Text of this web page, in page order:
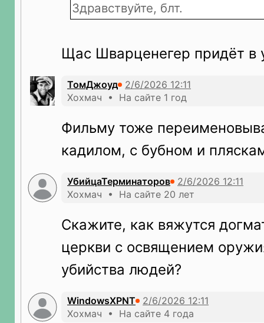
Здравствуйте, блт.
Щас Шварценегер придёт в
ТомДжоуд
Хохмач • На сайте 1 год
Фильму тоже
кадилом, с бубном и
УбийцаТерминаторов
Хохмач • На сайте 20 лет
Скажите, как вяжутся
церкви с освящением
убийства людей?
WindowsXPNT
Хохмач • На сайте 4 года